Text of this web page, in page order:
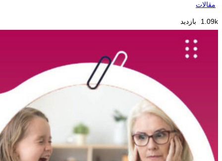
مقالات
1.09k بازدید